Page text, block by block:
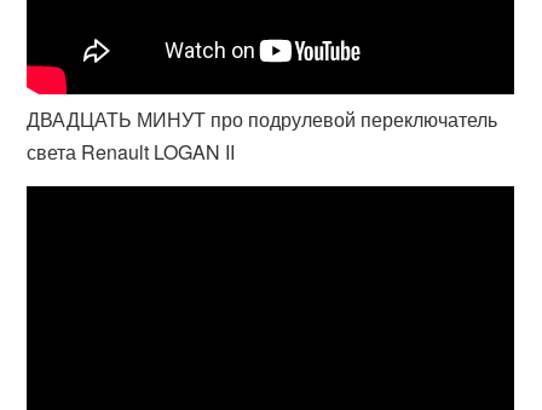
ДВАДЦАТЬ МИНУТ про подрулевой переключатель
света Renault LOGAN II